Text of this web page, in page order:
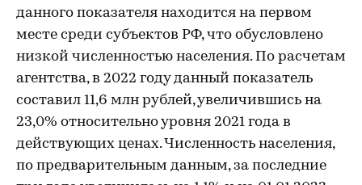
данного показателя находится на первом
месте среди субъектов РФ, что обусловлено
низкой численностью населения. По расчетам
агентства, в 2022 году данный показатель
составил 11,6 млн рублей, увеличившись на
23,0% относительно уровня 2021 года в
действующих ценах. Численность населения,
по предварительным данным, за последние